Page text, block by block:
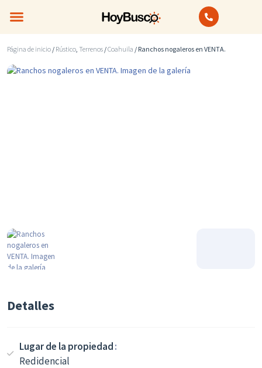
Página de inicio / Rústico Terrenos /Coahuila / Ranchos nogaleros en VENTA.
Detalles
Lugar de la propiedad
Redidencial